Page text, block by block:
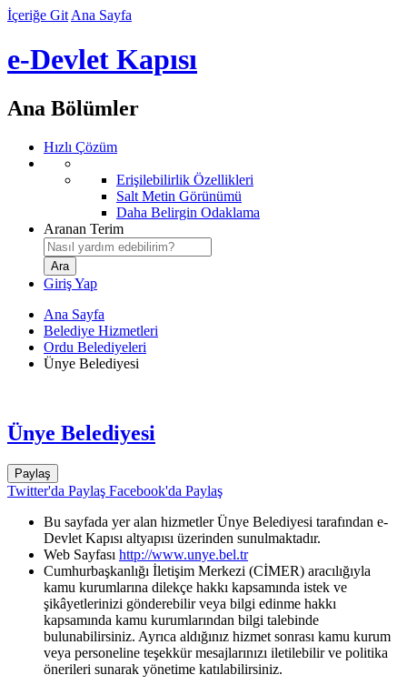
İçeriğe Git Ana Sayfa
e-Devlet Kapısı
Ana Bölümler
Hızlı Çözüm
Erişilebilirlik Özellikleri
Salt Metin Görünümü
Daha Belirgin Odaklama
Aranan Terim
Giriş Yap
Ana Sayfa
Belediye Hizmetleri
Ordu Belediyeleri
Ünye Belediyesi
Ünye Belediyesi
Paylaş
Twitter'da Paylaş Facebook'da Paylaş
Bu sayfada yer alan hizmetler Ünye Belediyesi tarafından e-
Devlet Kapısı altyapısı üzerinden sunulmaktadır.
Web Sayfası http://www.unye.bel.tr
Cumhurbaşkanlığı İletişim Merkezi (CİMER) aracılığıyla
kamu kurumlarına dilekçe hakkı kapsamında istek ve
şikâyetlerinizi gönderebilir veya bilgi edinme hakkı
kapsamında kamu kurumlarından bilgi talebinde
bulunabilirsiniz. Ayrıca aldığınız hizmet sonrası kamu kurum
veya personeline teşekkür mesajlarınızı iletilebilir ve politika
önerileri sunarak yönetime katılabilirsiniz.